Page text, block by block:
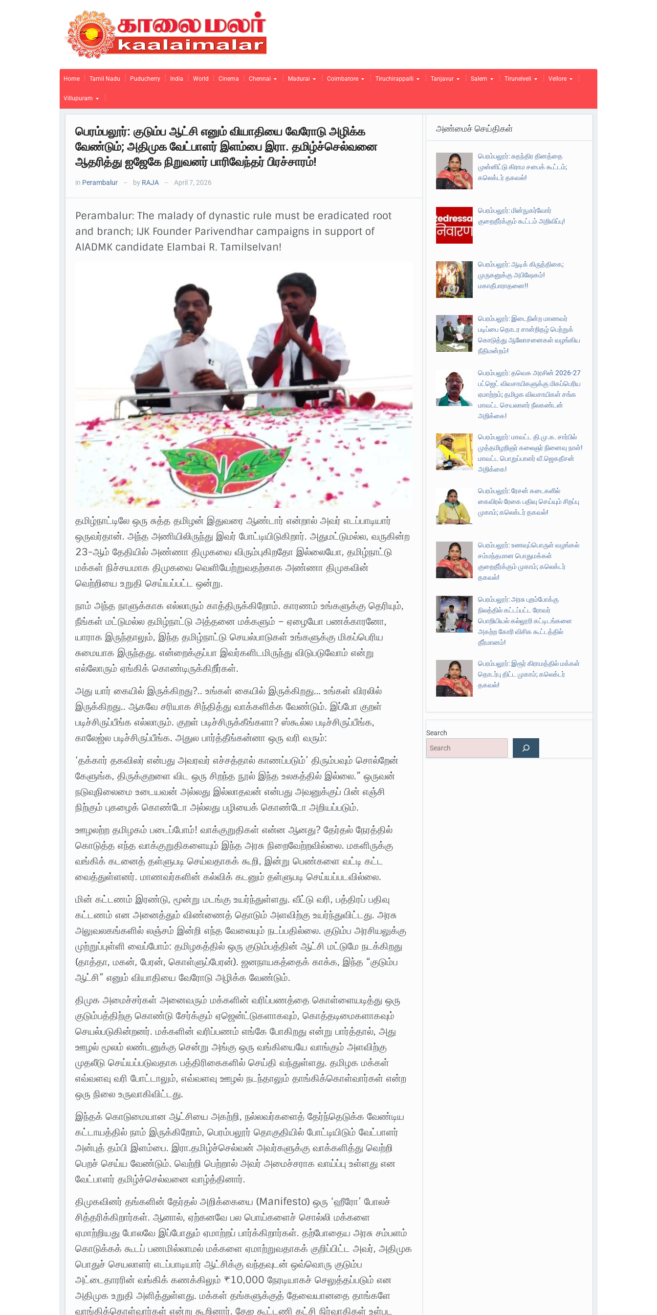
Home Tamil Nadu Puducherry India World Cinema Chennai Madurai Coimbatore Tiruchirappalli Tanjavur Salem Tirunelveli Vellore
Villupuram
பெரம்பலூர்: குடும்ப ஆட்சி எனும் வியாதியை வேரோடு அழிக்க
வேண்டும்; அதிமுக வேட்பாளர் இளம்பை இரா. தமிழ்ச்செல்வனை
ஆதரித்து ஐஜேகே நிறுவனர் பாரிவேந்தர் பிரச்சாரம்!
in Perambalur — by RAJA — April 7, 2026
Perambalur: The malady of dynastic rule must be eradicated root
and branch; IJK Founder Parivendhar campaigns in support of
AIADMK candidate Elambai R. Tamilselvan!
தமிழ்நாட்டிலே ஒரு சுத்த தமிழன் இதுவரை ஆண்டார் என்றால் அவர் எடப்பாடியார்
ஒருவர்தான். அந்த அணியிலிருந்து இவர் போட்டியிடுகிறார். அதுமட்டுமல்ல, வருகின்ற
23-ஆம் தேதியில் அண்ணா திமுகவை விரும்புகிறதோ இல்லையோ, தமிழ்நாட்டு
மக்கள் நிச்சயமாக திமுகவை வெளியேற்றுவதற்காக அண்ணா திமுகவின்
வெற்றியை உறுதி செய்யப்பட்ட ஒன்று.
நாம் அந்த நாளுக்காக எல்லாரும் காத்திருக்கிறோம். காரணம் உங்களுக்கு தெரியும்,
நீங்கள் மட்டுமல்ல தமிழ்நாட்டு அத்தனை மக்களும் – ஏழையோ பணக்காரனோ,
யாராக இருந்தாலும், இந்த தமிழ்நாட்டு செயல்பாடுகள் உங்களுக்கு மிகப்பெரிய
சுமையாக இருந்தது. என்றைக்குப்பா இவர்களிடமிருந்து விடுபடுவோம் என்று
எல்லோரும் ஏங்கிக் கொண்டிருக்கிறீர்கள்.
அது யார் கையில் இருக்கிறது?.. உங்கள் கையில் இருக்கிறது… உங்கள் விரலில்
இருக்கிறது.. ஆகவே சரியாக சிந்தித்து வாக்களிக்க வேண்டும். இப்போ குறள்
படிச்சிருப்பீங்க எல்லாரும். குறள் படிச்சிருக்கீங்களா? ஸ்கூல்ல படிச்சிருப்பீங்க,
காலேஜ்ல படிச்சிருப்பீங்க. அதுல பார்த்தீங்கன்னா ஒரு வரி வரும்:
‘தக்கார் தகவிலர் என்பது அவரவர் எச்சத்தால் காணப்படும்’ திரும்பவும் சொல்றேன்
கேளுங்க, திருக்குறளை விட ஒரு சிறந்த நூல் இந்த உலகத்தில் இல்லை.” ஒருவன்
நடுவுநிலைமை உடையவன் அல்லது இல்லாதவன் என்பது அவனுக்குப் பின் எஞ்சி
நிற்கும் புகழைக் கொண்டோ அல்லது பழியைக் கொண்டோ அறியப்படும்.
ஊழலற்ற தமிழகம் படைப்போம்! வாக்குறுதிகள் என்ன ஆனது? தேர்தல் நேரத்தில்
கொடுத்த எந்த வாக்குறுதிகளையும் இந்த அரசு நிறைவேற்றவில்லை. மகளிருக்கு
வங்கிக் கடனைத் தள்ளுபடி செய்வதாகக் கூறி, இன்று பெண்களை வட்டி கட்ட
வைத்துள்ளனர். மாணவர்களின் கல்விக் கடனும் தள்ளுபடி செய்யப்படவில்லை.
மின் கட்டணம் இரண்டு, மூன்று மடங்கு உயர்ந்துள்ளது. வீட்டு வரி, பத்திரப் பதிவு
கட்டணம் என அனைத்தும் விண்ணைத் தொடும் அளவிற்கு உயர்ந்துவிட்டது. அரசு
அலுவலகங்களில் லஞ்சம் இன்றி எந்த வேலையும் நடப்பதில்லை. குடும்ப அரசியலுக்கு
முற்றுப்புள்ளி வைப்போம்: தமிழகத்தில் ஒரு குடும்பத்தின் ஆட்சி மட்டுமே நடக்கிறது
(தாத்தா, மகன், பேரன், கொள்ளுப்பேரன்). ஜனநாயகத்தைக் காக்க, இந்த “குடும்ப
ஆட்சி” எனும் வியாதியை வேரோடு அழிக்க வேண்டும்.
திமுக அமைச்சர்கள் அனைவரும் மக்களின் வரிப்பணத்தை கொள்ளையடித்து ஒரு
குடும்பத்திற்கு கொண்டு சேர்க்கும் ஏஜென்ட்டுகளாகவும், கொத்தடிமைகளாகவும்
செயல்படுகின்றனர். மக்களின் வரிப்பணம் எங்கே போகிறது என்று பார்த்தால், அது
ஊழல் மூலம் லண்டனுக்கு சென்று அங்கு ஒரு வங்கியையே வாங்கும் அளவிற்கு
முதலீடு செய்யப்படுவதாக பத்திரிகைகளில் செய்தி வந்துள்ளது. தமிழக மக்கள்
எவ்வளவு வரி போட்டாலும், எவ்வளவு ஊழல் நடந்தாலும் தாங்கிக்கொள்வார்கள் என்ற
ஒரு நிலை உருவாகிவிட்டது.
இந்தக் கொடுமையான ஆட்சியை அகற்றி, நல்லவர்களைத் தேர்ந்தெடுக்க வேண்டிய
கட்டாயத்தில் நாம் இருக்கிறோம், பெரம்பலூர் தொகுதியில் போட்டியிடும் வேட்பாளர்
அன்புத் தம்பி இளம்பை. இரா.தமிழ்ச்செல்வன் அவர்களுக்கு வாக்களித்து வெற்றி
பெறச் செய்ய வேண்டும். வெற்றி பெற்றால் அவர் அமைச்சராக வாய்ப்பு உள்ளது என
வேட்பாளர் தமிழ்ச்செல்வனை வாழ்த்தினார்.
திமுகவினர் தங்களின் தேர்தல் அறிக்கையை (Manifesto) ஒரு ‘ஹீரோ’ போலச்
சித்தரிக்கிறார்கள். ஆனால், ஏற்கனவே பல பொய்களைச் சொல்லி மக்களை
ஏமாற்றியது போலவே இப்போதும் ஏமாற்றப் பார்க்கிறார்கள். தற்போதைய அரசு சம்பளம்
கொடுக்கக் கூடப் பணமில்லாமல் மக்களை ஏமாற்றுவதாகக் குறிப்பிட்ட அவர், அதிமுக
பொதுச் செயலாளர் எடப்பாடியார் ஆட்சிக்கு வந்தவுடன் ஒவ்வொரு குடும்ப
அட்டைதாரரின் வங்கிக் கணக்கிலும் ₹10,000 நேரடியாகச் செலுத்தப்படும் என
அதிமுக உறுதி அளித்துள்ளது. மக்கள் தங்களுக்குத் தேவையானதை தாங்களே
வாங்கிக்கொள்வார்கள் என்று கூறினார். தேஜ கூட்டணி கட்சி நிர்வாகிகள் உள்பட
அண்மைச் செய்திகள்
பெரம்பலூர்: சுதந்திர தினத்தை
முன்னிட்டு கிராம சபைக் கூட்டம்;
கலெக்டர் தகவல்!
பெரம்பலூர்: மின்நுகர்வோர்
குறைதீர்க்கும் கூட்டம் அறிவிப்பு!
பெரம்பலூர்: ஆடிக் கிருத்திகை;
முருகனுக்கு அபிஷேகம்!
மகாதீபாராதனை!!
பெரம்பலூர்: இடைநின்ற மாணவர்
படிப்பை தொடர சான்றிதழ் பெற்றுக்
கொடுத்து ஆலோசனைகள் வழங்கிய
நீதிமன்றம்!
பெரம்பலூர்: தவெக அரசின் 2026-27
பட்ஜெட் விவசாயிகளுக்கு மிகப்பெரிய
ஏமாற்றம்; தமிழக விவசாயிகள் சங்க
மாவட்ட செயலாளர் நீலகண்டன்
அறிக்கை!
பெரம்பலூர்: மாவட்ட தி.மு.க. சார்பில்
முத்தமிழறிஞர் கலைஞர் நினைவு நாள்!
மாவட்ட பொறுப்பாளர் வீ.ஜெகதீசன்
அறிக்கை!
பெரம்பலூர்: ரேசன் கடைகளில்
கைவிரல் ரேகை பதிவு செய்யும் சிறப்பு
முகாம்; கலெக்டர் தகவல்!
பெரம்பலூர்: உணவுப்பொருள் வழங்கல்
சம்மந்தமான பொதுமக்கள்
குறைதீர்க்கும் முகாம்; கலெக்டர்
தகவல்!
பெரம்பலூர்: அரசு புறம்போக்கு
நிலத்தில் கட்டப்பட்ட ரோவர்
பொறியியல் கல்லூரி கட்டிடங்களை
அகற்ற கோரி விசிக கூட்டத்தில்
தீர்மானம்!
பெரம்பலூர்: இரூர் கிராமத்தில் மக்கள்
தொடர்பு திட்ட முகாம்; கலெக்டர்
தகவல்!
Search